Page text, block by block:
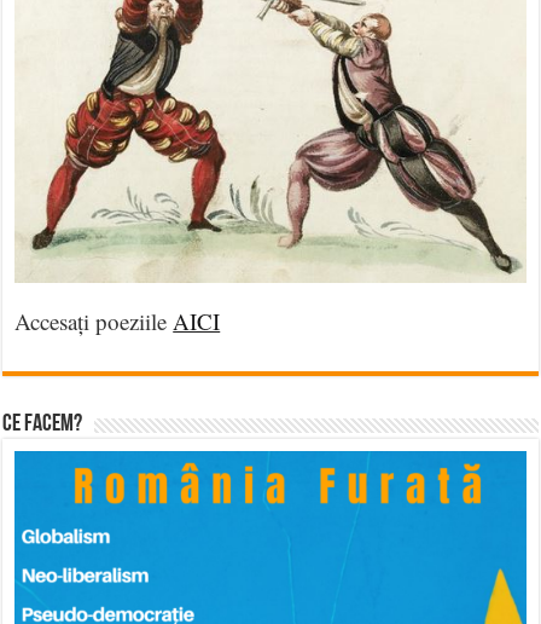
Accesați poeziile AICI
Ce facem?